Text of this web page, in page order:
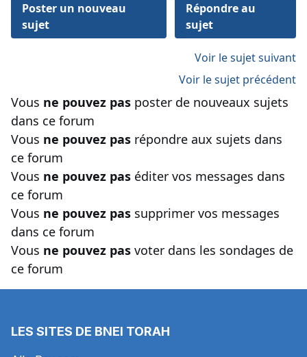
Poster un nouveau
sujet
Répondre au
sujet
Voir le sujet suivant
Voir le sujet précédent
Vous ne pouvez pas poster de nouveaux sujets
dans ce forum
Vous ne pouvez pas répondre aux sujets dans
ce forum
Vous ne pouvez pas éditer vos messages dans
ce forum
Vous ne pouvez pas supprimer vos messages
dans ce forum
Vous ne pouvez pas voter dans les sondages de
ce forum
LES SITES DE BNEI TORAH